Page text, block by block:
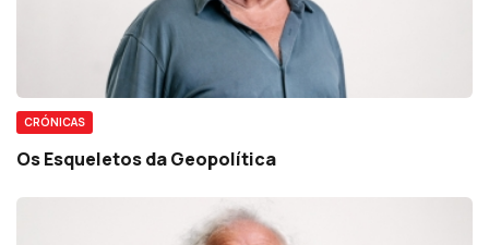
CRÓNICAS
Os Esqueletos da Geopolítica